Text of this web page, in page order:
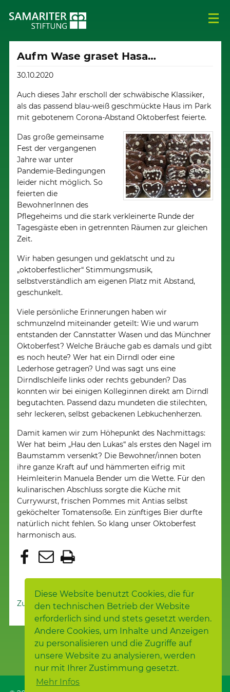
Diese Website benutzt Cookies, die für
den technischen Betrieb der Website
erforderlich sind und stets gesetzt werden.
Andere Cookies, um Inhalte und Anzeigen
zu personalisieren und die Zugriffe auf
unsere Website zu analysieren, werden
nur mit Ihrer Zustimmung gesetzt.
Mehr Infos
Aufm Wase graset Hasa…
30.10.2020
Auch dieses Jahr erscholl der schwäbische Klassiker,
als das passend blau-weiß geschmückte Haus im Park
mit gebotenem Corona-Abstand Oktoberfest feierte.
Das große gemeinsame
Fest der vergangenen
Jahre war unter
Pandemie-Bedingungen
leider nicht möglich. So
feierten die
BewohnerInnen des
Pflegeheims und die stark verkleinerte Runde der
Tagesgäste eben in getrennten Räumen zur gleichen
Zeit.
Wir haben gesungen und geklatscht und zu
„oktoberfestlicher“ Stimmungsmusik,
selbstverständlich am eigenen Platz mit Abstand,
geschunkelt.
Viele persönliche Erinnerungen haben wir
schmunzelnd miteinander geteilt: Wie und warum
entstanden der Cannstatter Wasen und das Münchner
Oktoberfest? Welche Bräuche gab es damals und gibt
es noch heute? Wer hat ein Dirndl oder eine
Lederhose getragen? Und was sagt uns eine
Dirndlschleife links oder rechts gebunden? Das
konnten wir bei einigen Kolleginnen direkt am Dirndl
begutachten. Passend dazu mundeten die stilechten,
sehr leckeren, selbst gebackenen Lebkuchenherzen.
Damit kamen wir zum Höhepunkt des Nachmittags:
Wer hat beim „Hau den Lukas“ als erstes den Nagel im
Baumstamm versenkt? Die Bewohner/innen boten
ihre ganze Kraft auf und hämmerten eifrig mit
Heimleiterin Manuela Bender um die Wette. Für den
kulinarischen Abschluss sorgte die Küche mit
Currywurst, frischen Pommes mit Antias selbst
geköchelter Tomatensoße. Ein zünftiges Bier durfte
natürlich nicht fehlen. So klang unser Oktoberfest
harmonisch aus.
Zur Nachrichtenübersicht